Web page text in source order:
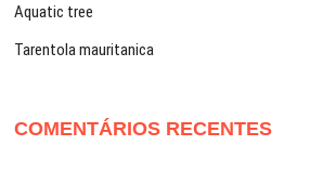
Aquatic tree
Tarentola mauritanica
COMENTÁRIOS RECENTES